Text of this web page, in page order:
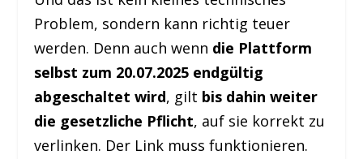
Problem, sondern kann richtig teuer
werden. Denn auch wenn die Plattform
selbst zum 20.07.2025 endgültig
abgeschaltet wird, gilt bis dahin weiter
die gesetzliche Pflicht, auf sie korrekt zu
verlinken. Der Link muss funktionieren.